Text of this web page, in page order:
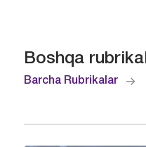
Boshqa
Barcha Rubrikalar